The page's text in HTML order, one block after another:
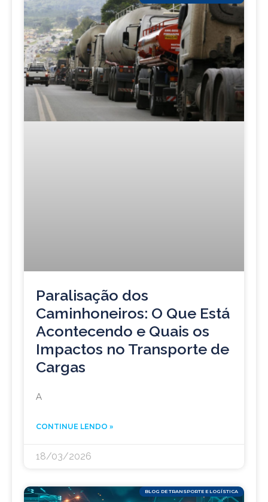
Paralisação dos
Caminhoneiros: O Que Está
Acontecendo e Quais os
Impactos no Transporte de
Cargas
A
CONTINUE LENDO »
18/03/2026
BLOG DE TRANSPORTE E LOGÍSTICA